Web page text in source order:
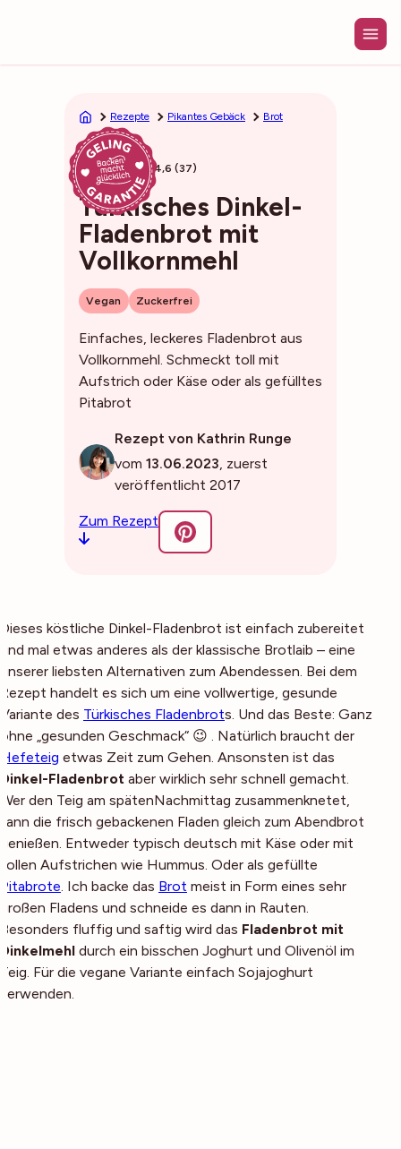
Rezepte Pikantes Gebäck Brot
35min 4,6 (37)
Türkisches Dinkel-
Fladenbrot mit
Vollkornmehl
Vegan Zuckerfrei
Einfaches, leckeres Fladenbrot aus
Vollkornmehl. Schmeckt toll mit
Aufstrich oder Käse oder als gefülltes
Pitabrot
Rezept von Kathrin Runge
vom 13.06.2023, zuerst
veröffentlicht 2017
Zum Rezept
Dieses köstliche Dinkel-Fladenbrot ist einfach zubereitet
und mal etwas anderes als der klassische Brotlaib – eine
unserer liebsten Alternativen zum Abendessen. Bei dem
Rezept handelt es sich um eine vollwertige, gesunde
Variante des Türkisches Fladenbrots. Und das Beste: Ganz
ohne „gesunden Geschmack“ 😉 . Natürlich braucht der
Hefeteig etwas Zeit zum Gehen. Ansonsten ist das
Dinkel-Fladenbrot aber wirklich sehr schnell gemacht.
Wer den Teig am spätenNachmittag zusammenknetet,
kann die frisch gebackenen Fladen gleich zum Abendbrot
genießen. Entweder typisch deutsch mit Käse oder mit
tollen Aufstrichen wie Hummus. Oder als gefüllte
Pitabrote. Ich backe das Brot meist in Form eines sehr
großen Fladens und schneide es dann in Rauten.
Besonders fluffig und saftig wird das Fladenbrot mit
Dinkelmehl durch ein bisschen Joghurt und Olivenöl im
Teig. Für die vegane Variante einfach Sojajoghurt
verwenden.